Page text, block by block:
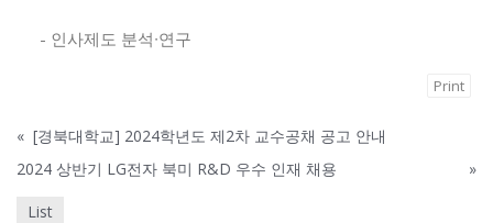
- 인사제도 분석∙연구
Print
« [경북대학교] 2024학년도 제2차 교수공채 공고 안내
2024 상반기 LG전자 북미 R&D 우수 인재 채용
»
List